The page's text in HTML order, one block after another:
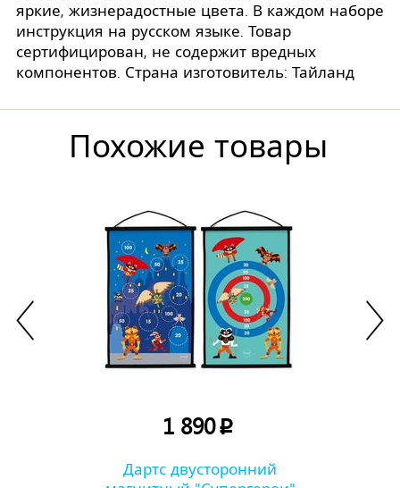
яркие, жизнерадостные цвета. В каждом наборе
инструкция на русском языке. Товар
сертифицирован, не содержит вредных
компонентов. Страна изготовитель: Тайланд
Похожие товары
1 890p
Дартс двусторонний